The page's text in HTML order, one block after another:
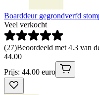
Boarddeur gegrondverfd
Veel verkocht
(27)Beoordeeld met 4.3 van
44.00
Prijs: 44.00 euro